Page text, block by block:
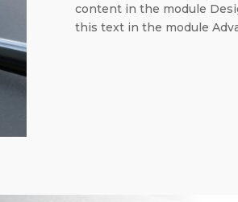
content in the module
this text in the module